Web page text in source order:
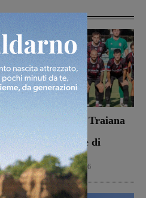
Il Terrranuova Traiana
battuto 3-1
nell’amichevole di
Grosseto
Calcio 8 Agosto 2026